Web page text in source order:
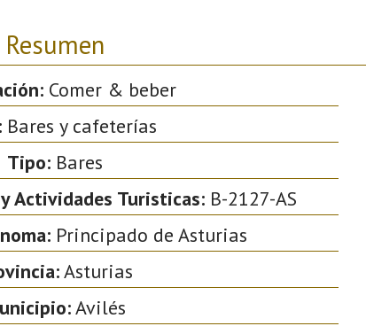
Resumen
Comer & beber
Bares y cafeterías
Tipo: Bares
Actividades Turisticas:B-2127-AS
Principado de Asturias
Asturias
Avilés